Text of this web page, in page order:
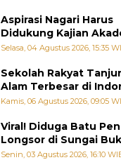
Aspirasi Nagari Harus
Didukung Kajian
Zigo Rolanda: Agar
Kementerian
Selasa, 04 Agustus 2026, 15:35
Sekolah Rakyat
Alam Terbesar di
Groundbreaking
Kamis, 06 Agustus 2026, 09:05
Viral! Diduga Batu
Longsor di Sungai
Nago Padang Diambil,
Senin, 03 Agustus 2026, 16:10